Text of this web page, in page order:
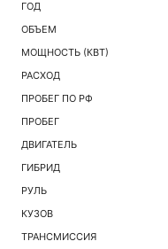
ГОД
ОБЪЕМ
МОЩНОСТЬ (КВТ)
РАСХОД
ПРОБЕГ ПО РФ
ПРОБЕГ
ДВИГАТЕЛЬ
ГИБРИД
РУЛЬ
КУЗОВ
ТРАНСМИССИЯ